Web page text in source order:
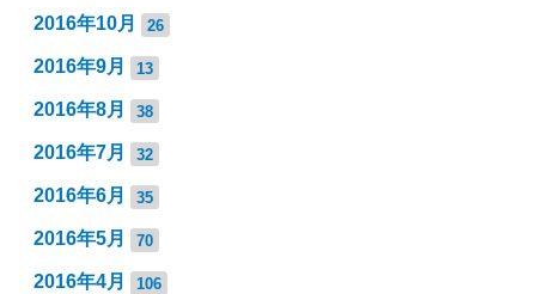
2016年10月 26
2016年9月 13
2016年8月 38
2016年7月 32
2016年6月 35
2016年5月 70
2016年4月 106